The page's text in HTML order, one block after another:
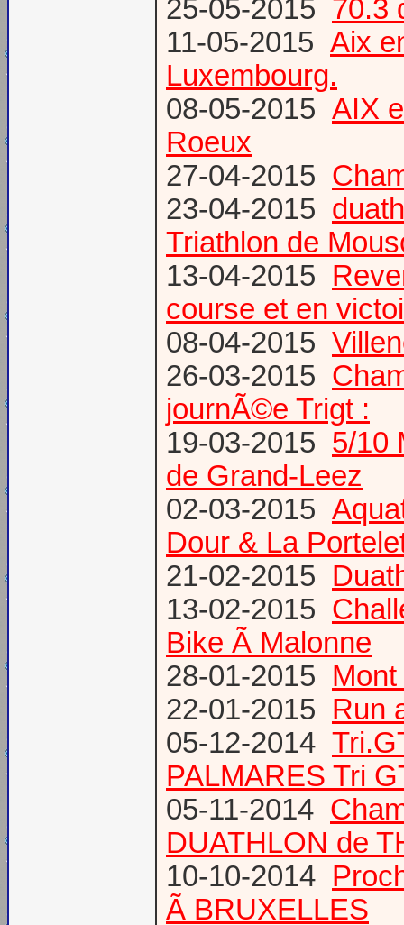
25-05-2015 70.3
11-05-2015 Aix
Luxembourg.
08-05-2015 AIX
Roeux
27-04-2015
23-04-2015
Triathlon de
13-04-2015
course et en
08-04-2015
26-03-2015
journÃ©e Trigt :
19-03-2015 5/10
de Grand-Leez
02-03-2015
Dour & La
21-02-2015
13-02-2015
Bike Ã Malonne
28-01-2015
22-01-2015 Run
05-12-2014
PALMARES Tri
05-11-2014
DUATHLON de
10-10-2014
Ã BRUXELLES